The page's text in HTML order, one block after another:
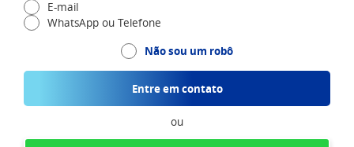
E-mail
WhatsApp ou Telefone
Não sou um robô
Entre em contato
ou